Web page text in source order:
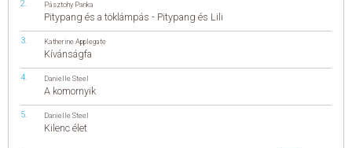
Pásztohy Panka
Pitypang és a töklámpás - Pitypang és Lili
Katherine Applegate
Kívánságfa
Danielle Steel
A komornyik
Danielle Steel
Kilenc élet